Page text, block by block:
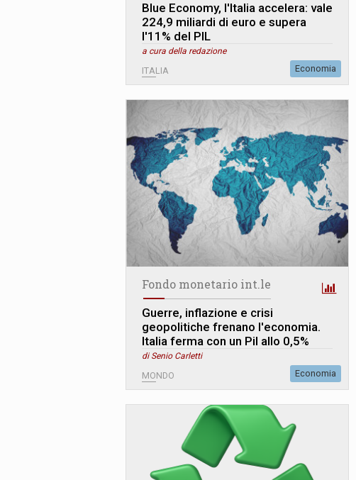
Blue Economy, l'Italia accelera: vale
224,9 miliardi di euro e supera
l'11% del PIL
a cura della redazione
ITALIA Economia
Fondo monetario int.le
Guerre, inflazione e crisi
geopolitiche frenano l'economia.
Italia ferma con un Pil allo 0,5%
di Senio Carletti
MONDO Economia